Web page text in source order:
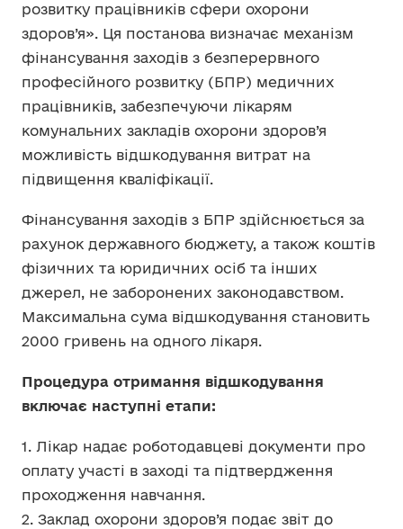
розвитку працівників сфери охорони
здоров’я». Ця постанова визначає механізм
фінансування заходів з безперервного
професійного розвитку (БПР) медичних
працівників, забезпечуючи лікарям
комунальних закладів охорони здоров’я
можливість відшкодування витрат на
підвищення кваліфікації.
Фінансування заходів з БПР здійснюється за
рахунок державного бюджету, а також коштів
фізичних та юридичних осіб та інших
джерел, не заборонених законодавством.
Максимальна сума відшкодування становить
2000 гривень на одного лікаря.
Процедура отримання відшкодування
включає наступні етапи:
1. Лікар надає роботодавцеві документи про
оплату участі в заході та підтвердження
проходження навчання.
2. Заклад охорони здоров’я подає звіт до